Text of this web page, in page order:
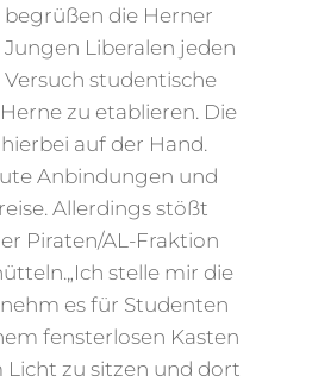
begrüßen die Herner
Jungen Liberalen jeden
Versuch studentische
zu etablieren. Die
auf der Hand.
Anbindungen und
Allerdings stößt
Piraten/AL-Fraktion
stelle mir die
es für Studenten
fensterlosen Kasten
Licht zu sitzen und dort